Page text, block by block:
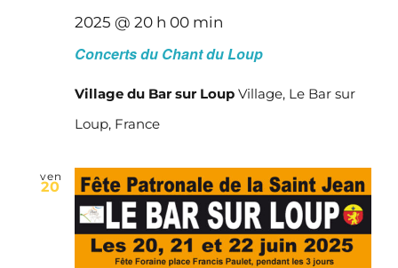
2025 @ 20 h 00 min
Concerts du Chant du Loup
Village du Bar sur Loup Village, Le Bar sur
Loup, France
ven
20